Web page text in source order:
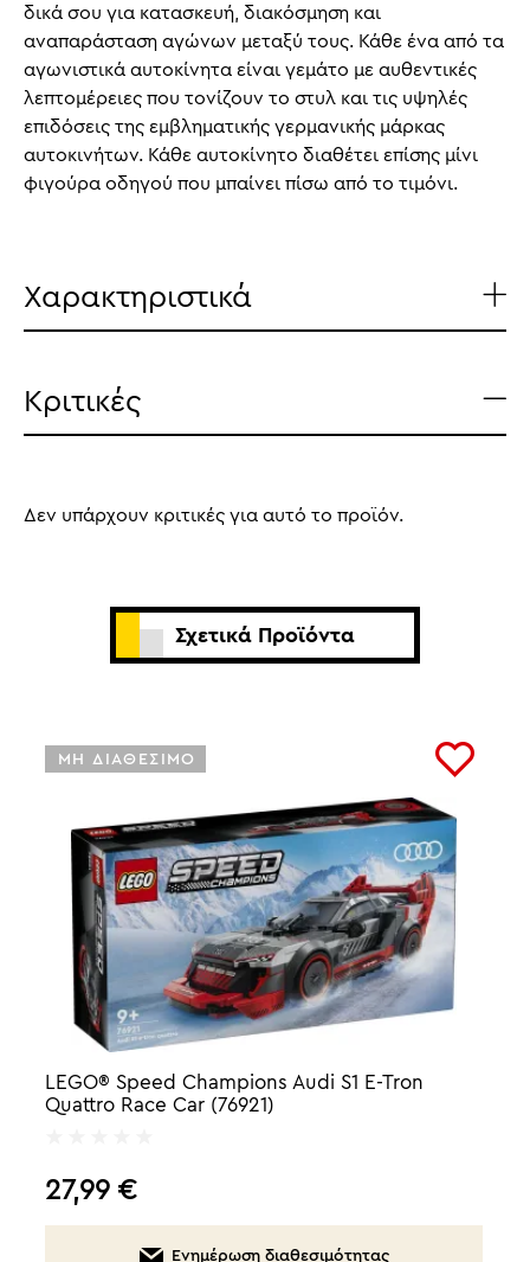
δικά σου για κατασκευή, διακόσμηση και
αναπαράσταση αγώνων μεταξύ τους. Κάθε ένα από τα
αγωνιστικά αυτοκίνητα είναι γεμάτο με αυθεντικές
λεπτομέρειες που τονίζουν το στυλ και τις υψηλές
επιδόσεις της εμβληματικής γερμανικής μάρκας
αυτοκινήτων. Κάθε αυτοκίνητο διαθέτει επίσης μίνι
φιγούρα οδηγού που μπαίνει πίσω από το τιμόνι.
Χαρακτηριστικά
Κριτικές
Δεν υπάρχουν κριτικές για αυτό το προϊόν.
Σχετικά Προϊόντα
ΜΗ ΔΙΑΘΕΣΙΜΟ
LEGO® Speed Champions Audi S1 E-Tron
Quattro Race Car (76921)
27,99 €
Ενημέρωση διαθεσιμότητας